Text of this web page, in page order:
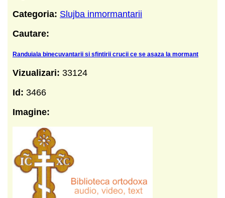
Categoria: Slujba inmormantarii
Cautare:
Randuiala binecuvantarii si sfintirii crucii ce se asaza la mormant
Vizualizari: 33124
Id: 3466
Imagine: